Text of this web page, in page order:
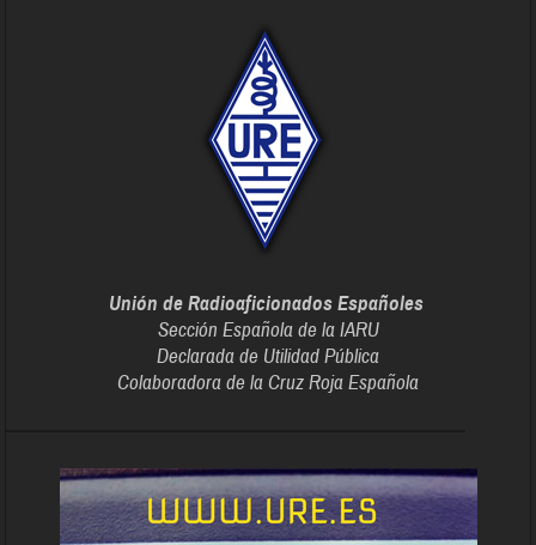
Unión de Radioaficionados Españoles
Sección Española de la IARU
Declarada de Utilidad Pública
Colaboradora de la Cruz Roja Española